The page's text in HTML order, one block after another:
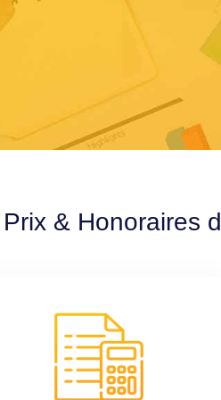
Prix & Honoraires